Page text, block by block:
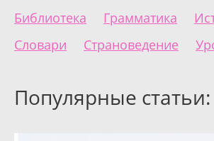
Библиотека
Грамматика
Словари
Страноведение
Популярные статьи: